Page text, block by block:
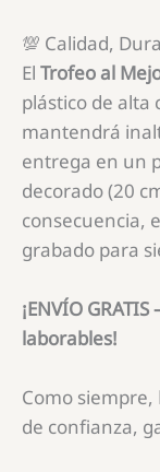
💯 Calidad,
El Trofeo al
plástico de alta
mantendrá
entrega en un
decorado (20
consecuencia,
grabado para
¡ENVÍO
laborables!
Como siempre,
de confianza,